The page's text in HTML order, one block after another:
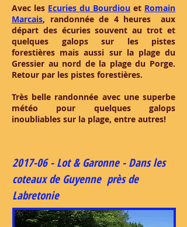
Avec les Ecuries du Bourdiou et Romain
Marcais, randonnée de 4 heures aux
départ des écuries souvent au trot et
quelques galops sur les pistes
forestières mais aussi sur la plage du
Gressier au nord de la plage du Porge.
Retour par les pistes forestières.
Très belle randonnée avec une superbe
météo pour quelques galops
inoubliables sur la plage, entre autres!
2017-06 - Lot & Garonne - Dans les
coteaux de Guyenne près de
Labretonie